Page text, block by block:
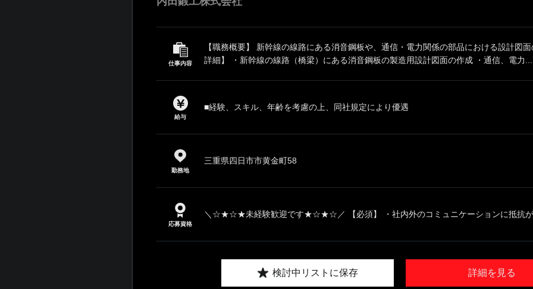
仕事内容
【職務概要】 新幹線の線路にある消音鋼板や、通信・電力関係の部品における設計図
詳細】 ・新幹線の線路（橋梁）にある消音鋼板の製造用設計図面の作成 ・通信、電力...
給与
■経験、スキル、年齢を考慮の上、同社規定により優遇
勤務地
三重県四日市市黄金町58
応募資格
＼☆★☆★未経験歓迎です★☆★☆／ 【必須】 ・社内外のコミュニケーションに抵抗が
詳細を見る
検討中リストに保存